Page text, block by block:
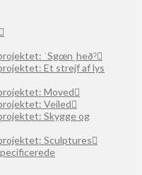
ˈSgœnˌheðˀ
Et strejf af lys
Moved
Veiled
Skygge og
Sculptures